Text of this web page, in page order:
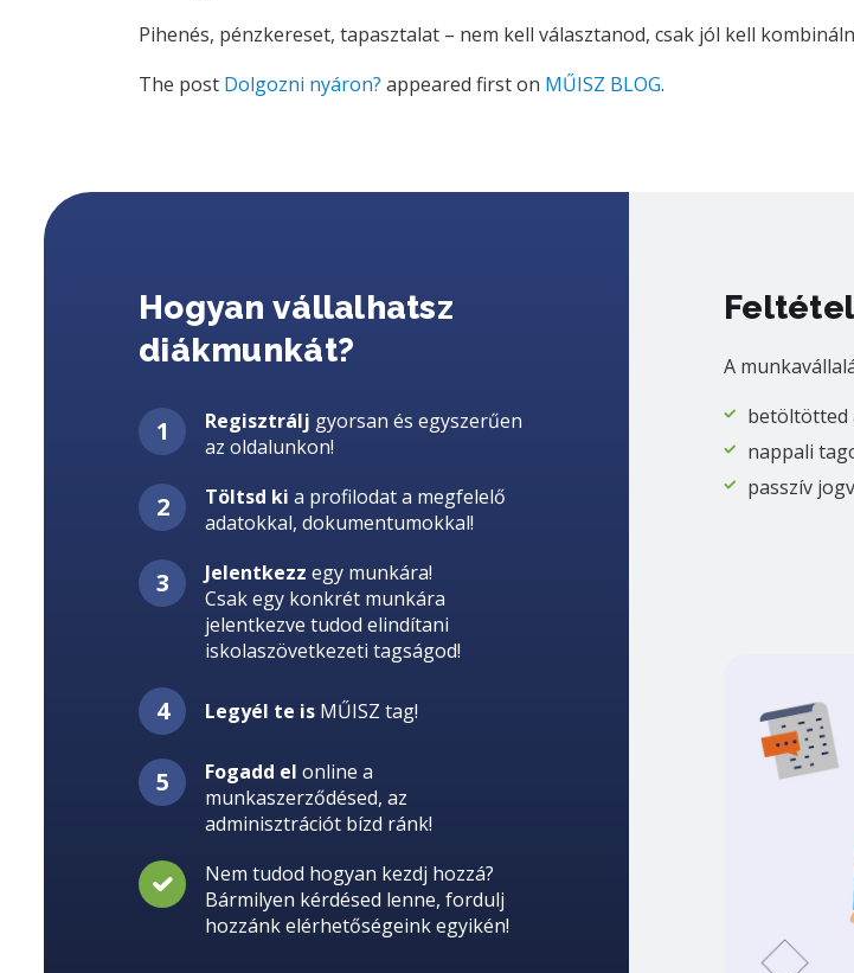
Pihenés, pénzkereset, tapasztalat – nem kell választanod, csak jól kell
The post Dolgozni nyáron? appeared first on MŰISZ BLOG.
Hogyan vállalhatsz
diákmunkát?
Regisztrálj gyorsan és egyszerűen
az oldalunkon!
Töltsd ki a profilodat a megfelelő
adatokkal, dokumentumokkal!
Jelentkezz egy munkára!
Csak egy konkrét munkára
jelentkezve tudod elindítani
iskolaszövetkezeti tagságod!
Legyél te is MŰISZ tag!
Fogadd el online a
munkaszerződésed, az
adminisztrációt bízd ránk!
Nem tudod hogyan kezdj hozzá?
Bármilyen kérdésed lenne, fordulj
hozzánk elérhetőségeink egyikén!
A
betöltötted
nappali
passzív